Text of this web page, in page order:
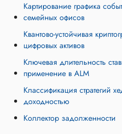
Картирование графика
семейных офисов
Квантово-устойчивая
цифровых активов
Ключевая длительность
применение в ALM
Классификация стратегий
доходностью
Коллектор задолженности